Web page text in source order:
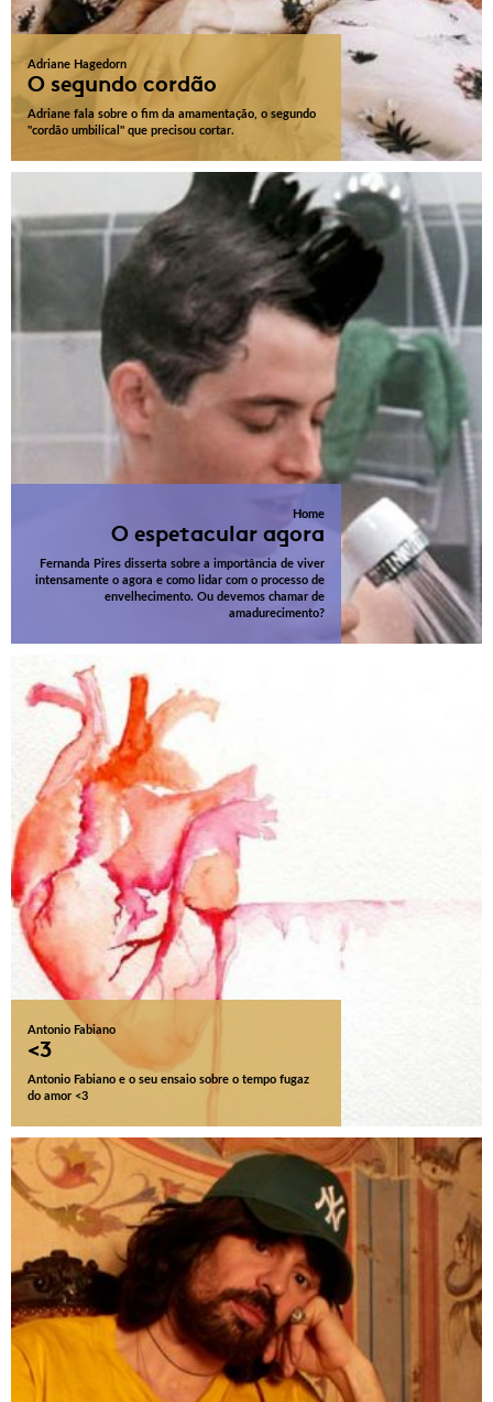
Adriane Hagedorn
O segundo cordão
Adriane fala sobre o fim da amamentação, o segundo
"cordão umbilical" que precisou cortar.
Home
O espetacular agora
Fernanda Pires disserta sobre a importância de viver
intensamente o agora e como lidar com o processo de
envelhecimento. Ou devemos chamar de
amadurecimento?
Antonio Fabiano
<3
Antonio Fabiano e o seu ensaio sobre o tempo fugaz
do amor <3